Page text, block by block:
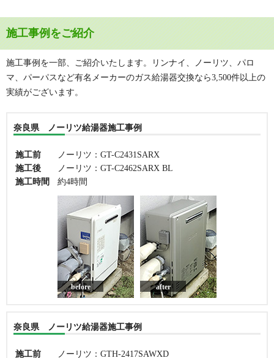
施工事例をご紹介
施工事例を一部、ご紹介いたします。リンナイ、ノーリツ、パロ
マ、パーパスなど有名メーカーのガス給湯器交換なら3,500件以上の
実績がございます。
奈良県 ノーリツ給湯器施工事例
施工前
ノーリツ：GT-C2431SARX
施工後
ノーリツ：GT-C2462SARX BL
施工時間
約4時間
before after
奈良県 ノーリツ給湯器施工事例
施工前
ノーリツ：GTH-2417SAWXD